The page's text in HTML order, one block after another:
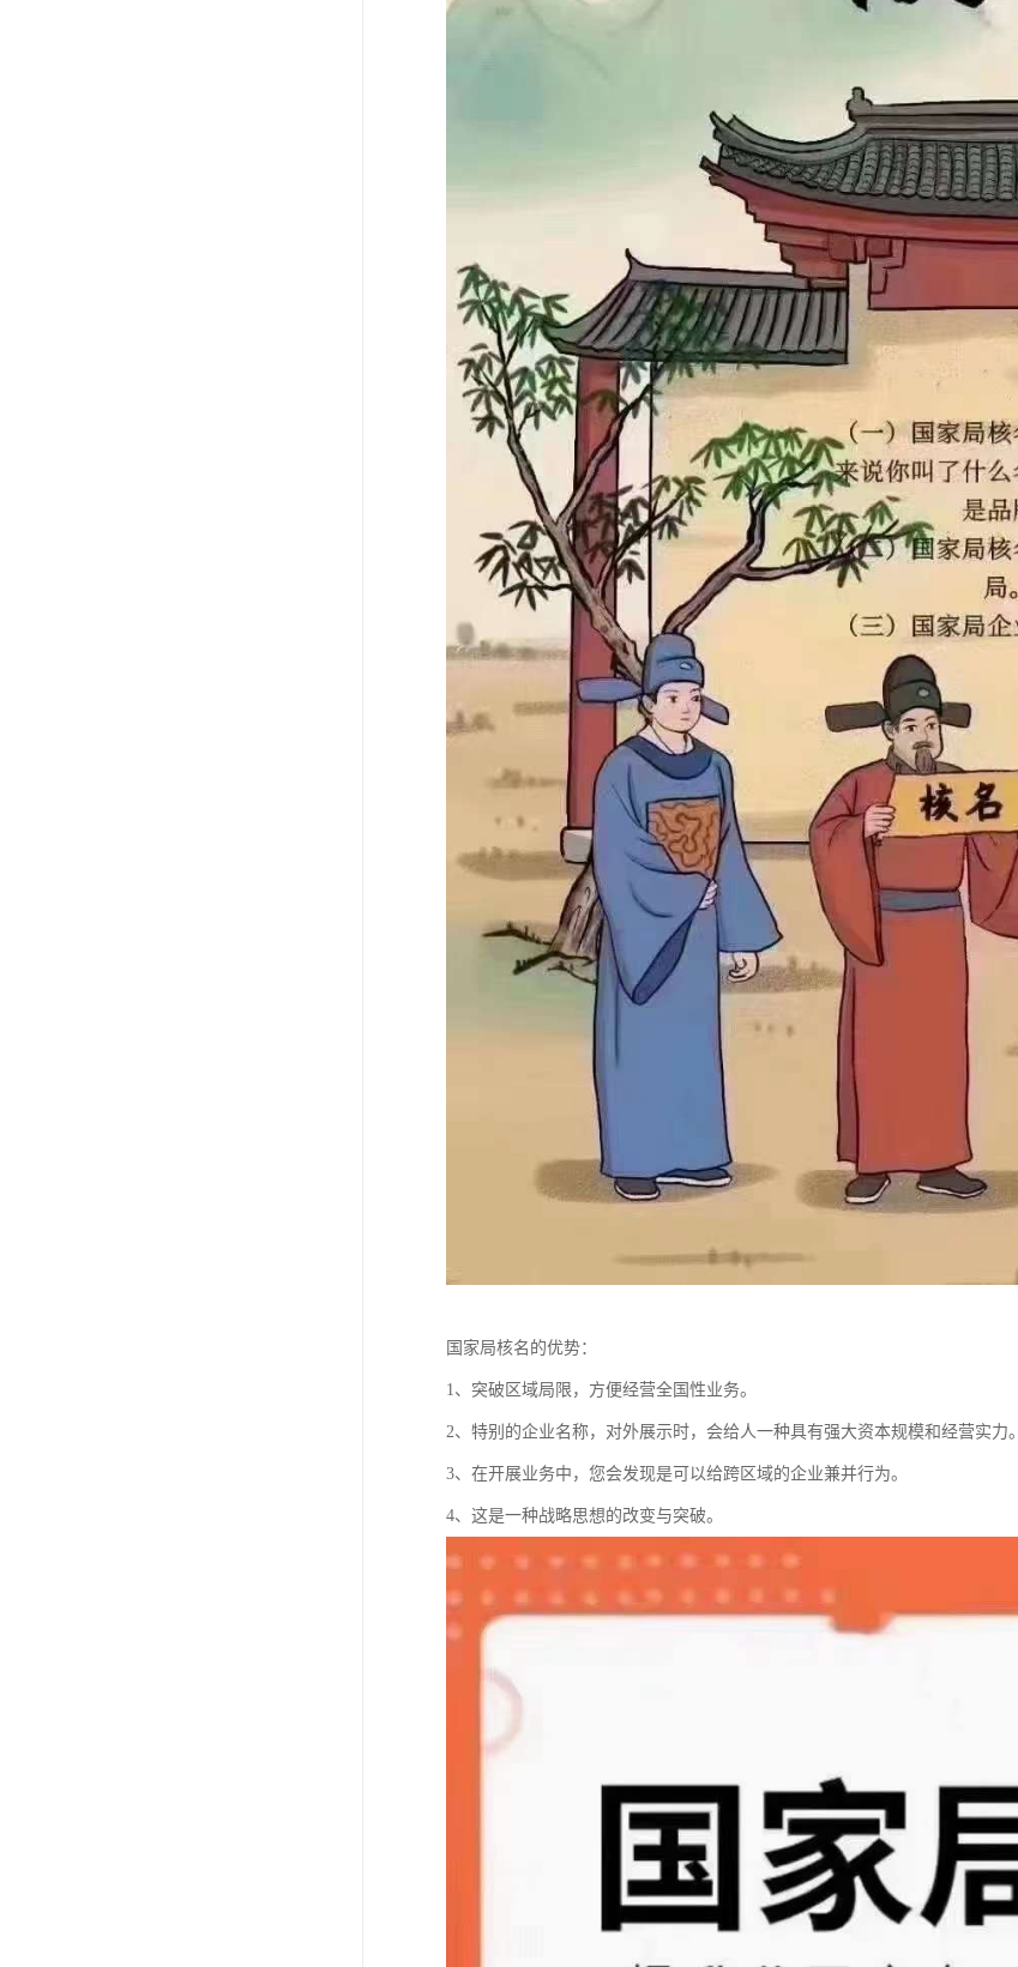
国家局核名的优势：
1、突破区域局限，方便经营全国性业务。
2、特别的企业名称，对外展示时，会给人一种具有强大资本规模和经营实力。
3、在开展业务中，您会发现是可以给跨区域的企业兼并行为。
4、这是一种战略思想的改变与突破。